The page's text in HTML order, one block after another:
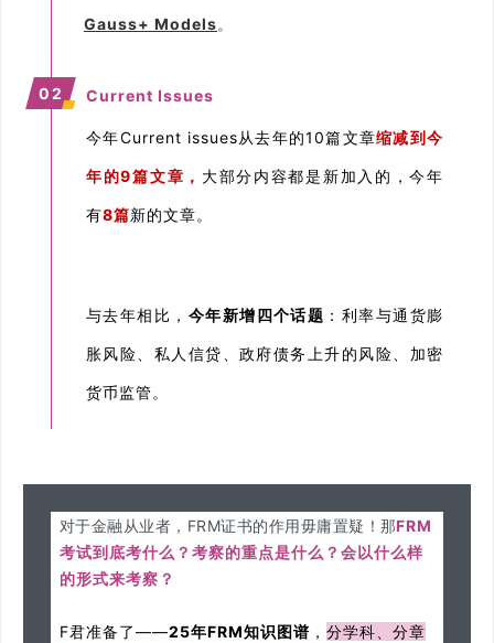
Gauss+ Models。
02 Current Issues
今年Current issues从去年的10篇文章缩减到今
年的9篇文章， 大部分内容都是新加入的，今年
有8篇新的文章。
与去年相比， 今年新增四个话题 ：利率与通货膨
胀风险、私人信贷、政府债务上升的风险、加密
货币监管。
对于金融从业者，FRM证书的作用毋庸置疑！那FRM
考试到底考什么？考察的重点是什么？会以什么样
的形式来考察？
F君准备了——25年FRM知识图谱 ， 分学科、分章